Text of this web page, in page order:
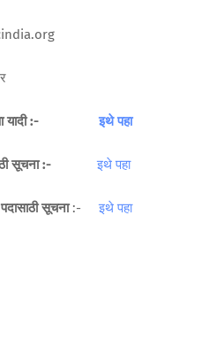
यादी :- इथे पहा
सूचना :- इथे पहा
सूचना:- इथे पहा